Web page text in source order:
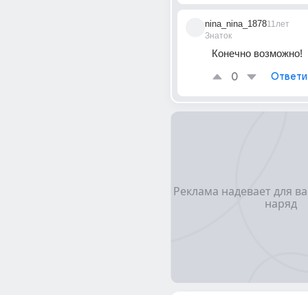
nina_nina_1878
Знаток
11лет
Конечно возможно!
0